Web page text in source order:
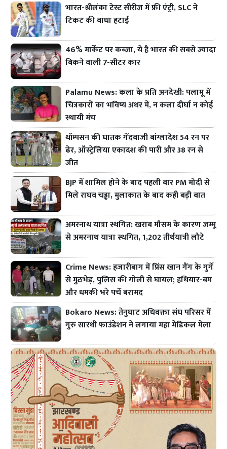
भारत-श्रीलंका टेस्ट सीरीज में फ्री एंट्री, SLC ने
टिकट की बाधा हटाई
46% मार्केट पर कब्जा, ये है भारत की सबसे ज्यादा
बिकने वाली 7-सीटर कार
Palamu News: कला के प्रति अनदेखी: पलामू में
चित्रकारों का भविष्य अधर में, न कला दीर्घा न कोई
स्थायी मंच
थॉम्पसन की घातक गेंदबाजी बांग्लादेश 54 रन पर
ढेर, ऑस्ट्रेलिया एकादश की पारी और 38 रन से
जीत
BJP में शामिल होने के बाद पहली बार PM मोदी से
मिले राघव चड्ढा, मुलाकात के बाद कही बड़ी बात
अमरनाथ यात्रा स्थगित: खराब मौसम के कारण जम्मू
से अमरनाथ यात्रा स्थगित, 1,202 तीर्थयात्री लौटे
Crime News: हजारीबाग में प्रिंस खान गैंग के गुर्गे
से मुठभेड़, पुलिस की गोली से घायल; हथियार-बम
और धमकी भरे पर्चे बरामद
Bokaro News: तेनुघाट अधिवक्ता संघ परिसर में
गुरु सारथी फाउंडेशन ने लगाया महा मेडिकल मेला